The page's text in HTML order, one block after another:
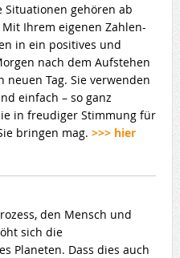
gehören ab
Ihrem eigenen Zahlen-
in ein positives und
nach dem Aufstehen
Tag. Sie verwenden
einfach – so ganz
in freudiger Stimmung für
bringen mag. >>> hier
den Mensch und
sich die
Planeten. Dass dies auch